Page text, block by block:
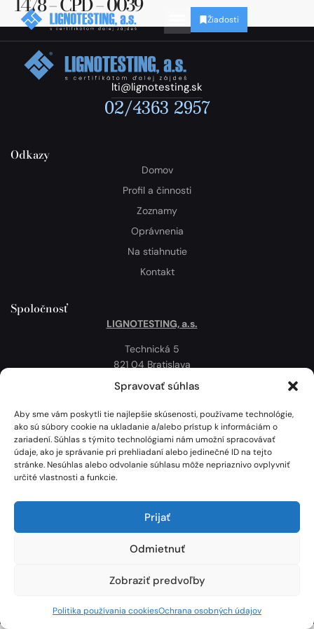
Spravovať súhlas
Aby sme vám poskytli tie najlepšie skúsenosti, používame technológie,
ako sú súbory cookie na ukladanie a/alebo prístup k informáciám o
zariadení. Súhlas s týmito technológiami nám umožní spracovávať
údaje, ako je správanie pri prehliadaní alebo jedinečné ID na tejto
stránke. Nesúhlas alebo odvolanie súhlasu môže nepriaznivo ovplyvniť
určité vlastnosti a funkcie.
Prijať
Odmietnuť
Zobraziť predvoľby
Politika používania cookiesOchrana osobných údajov
Žiadosti
lti@lignotesting.sk
02/4363 2957
Odkazy
Domov
Profil a činnosti
Zoznamy
Oprávnenia
Na stiahnutie
Kontakt
Spoločnosť
LIGNOTESTING, a.s.
Technická 5
821 04 Bratislava
Slovenská republika
Politika používania cookies
Mapa
Lignotesting, a. s. © 2024 | Všetky práva vyhradené. | Vytvoril: Marek Heinfarth.